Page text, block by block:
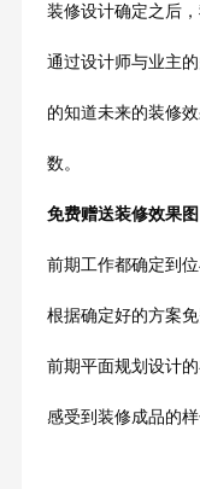
装修设计确定之后
通过设计师与业主
的知道未来的装修
数。
免费赠送装修效果图
前期工作都确定到
根据确定好的方案
前期平面规划设计
感受到装修成品的样